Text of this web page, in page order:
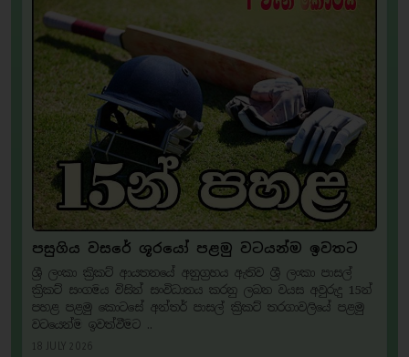
පසුගිය වසරේ ශූරයෝ පළමු වටයන්ම ඉවතට
ශ්‍රී ලංකා ක්‍රිකට් ආයතනයේ අනුග්‍රහය ඇතිව ශ්‍රී ලංකා පාසල්
ක්‍රිකට් සංගමය විසින් සංවිධානය කරනු ලබන වයස අවුරුදු 15න්
පහළ පළමු කොටසේ අන්තර් පාසල් ක්‍රිකට් තරගාවලියේ පළමු
වටයෙන්ම ඉවත්වීමට ..
18 JULY 2026